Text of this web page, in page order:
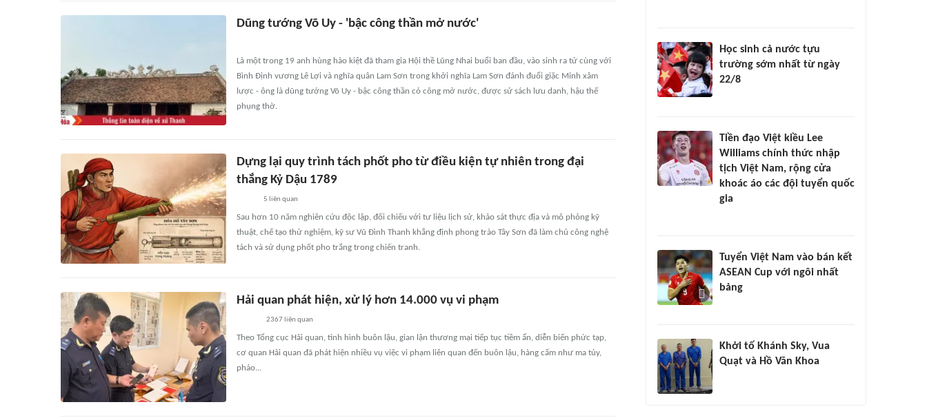
Dũng tướng Võ Uy - 'bậc công thần mở nước'
Là một trong 19 anh hùng hào kiệt đã tham gia Hội thề Lũng Nhai buổi ban đầu, vào sinh ra tử cùng với
Bình Định vương Lê Lợi và nghĩa quân Lam Sơn trong khởi nghĩa Lam Sơn đánh đuổi giặc Minh xâm
lược - ông là dũng tướng Võ Uy - bậc công thần có công mở nước, được sử sách lưu danh, hậu thế
phụng thờ.
Dựng lại quy trình tách phốt pho từ điều kiện tự nhiên trong đại
thắng Kỷ Dậu 1789
5 liên quan
Sau hơn 10 năm nghiên cứu độc lập, đối chiếu với tư liệu lịch sử, khảo sát thực địa và mô phỏng kỹ
thuật, chế tạo thử nghiệm, kỹ sư Vũ Đình Thanh khẳng định phong trào Tây Sơn đã làm chủ công nghệ
tách và sử dụng phốt pho trắng trong chiến tranh.
Hải quan phát hiện, xử lý hơn 14.000 vụ vi phạm
2367liên quan
Theo Tổng cục Hải quan, tình hình buôn lậu, gian lận thương mại tiếp tục tiềm ẩn, diễn biến phức tạp,
cơ quan Hải quan đã phát hiện nhiều vụ việc vi phạm liên quan đến buôn lậu, hàng cấm như ma túy,
pháo...
Học sinh cả nước tựu
trường sớm nhất từ ngày
22/8
Tiền đạo Việt kiều Lee
Williams chính thức nhập
tịch Việt Nam, rộng cửa
khoác áo các đội tuyển quốc
gia
Tuyển Việt Nam vào bán kết
ASEAN Cup với ngôi nhất
bảng
Khởi tố Khánh Sky, Vua
Quạt và Hồ Văn Khoa